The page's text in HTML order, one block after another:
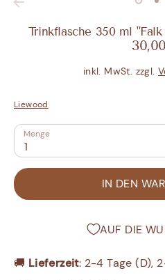
Trinkflasche 350 ml
inkl. MwSt. zzgl.
Liewood
Menge
1
IN DEN
AUF DIE
🚚 Lieferzeit: 2-4 Tage (D),